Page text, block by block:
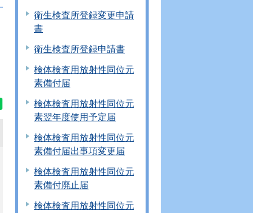
衛生検査所登録変更申請
書
衛生検査所登録申請書
検体検査用放射性同位元
素備付届
検体検査用放射性同位元
素翌年度使用予定届
検体検査用放射性同位元
素備付届出事項変更届
検体検査用放射性同位元
素備付廃止届
検体検査用放射性同位元